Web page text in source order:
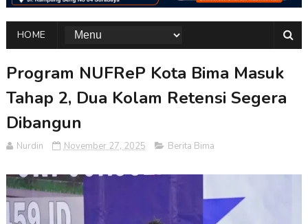
HOME
Program NUFReP Kota Bima Masuk
Tahap 2, Dua Kolam Retensi Segera
Dibangun
Nurdin November 27, 2025 Berita Bima